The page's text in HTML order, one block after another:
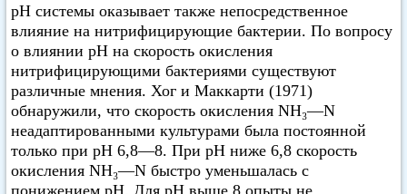
pH системы оказывает также непосредственное
влияние на нитрифицирующие бактерии. По вопросу
о влиянии pH на скорость окисления
нитрифицирующими бактериями существуют
различные мнения. Хог и Маккарти (1971)
обнаружили, что скорость окисления NH₃—N
неадаптированными культурами была постоянной
только при pH 6,8—8. При pH ниже 6,8 скорость
окисления NH₃—N быстро уменьшалась с
понижением pH. Для pH выше 8 опыты не